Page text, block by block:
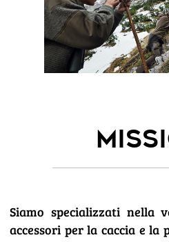
Siamo specializzati nella
accessori per la caccia e la